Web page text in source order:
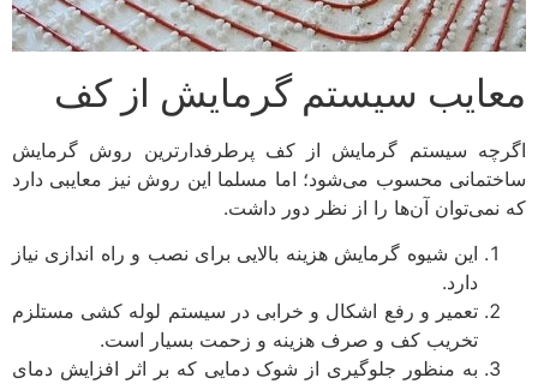
معایب سیستم گرمایش از کف
اگرچه سیستم گرمایش از کف پرطرفدارترین روش گرمایش
ساختمانی محسوب می‌شود؛ اما مسلما این روش نیز معایبی دارد
که نمی‌توان آن‌ها را از نظر دور داشت.
این شیوه گرمایش هزینه بالایی برای نصب و راه اندازی نیاز
دارد.
تعمیر و رفع اشکال و خرابی در سیستم لوله کشی مستلزم
تخریب کف و صرف هزینه و زحمت بسیار است.
به منظور جلوگیری از شوک دمایی که بر اثر افزایش دمای